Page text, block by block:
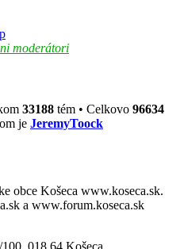
moderátori
33188 tém • Celkovo 96634
je JeremyToock
obce Košeca www.koseca.sk.
a www.forum.koseca.sk
018 64 Košeca